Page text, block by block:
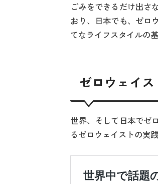
ごみをできるだけ出さ
おり、日本でも、ゼロ
てなライフスタイルの
ゼロウェイ
世界、そして日本でゼ
るゼロウェイストの実